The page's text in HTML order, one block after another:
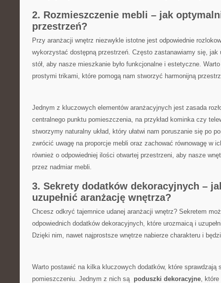
2. Rozmieszczenie mebli – jak
przestrzeń?
Przy​ aranżacji wnętrz niezwykle‌ istotne jest odpowiednie
wykorzystać dostępną przestrzeń.​ Często zastanawiamy‍ się, jak
stół, aby nasze ⁤mieszkanie było funkcjonalne ⁢i estetyczne.
⁣prostymi⁣ trikami, ​które pomogą nam stworzyć harmonijną
Jednym z kluczowych elementów ⁤aranżacyjnych jest zasada
centralnego​ punktu pomieszczenia, na przykład kominka czy
stworzymy ​naturalny układ, który ułatwi nam poruszanie się⁤ po
zwrócić uwagę⁣ na ⁤proporcje mebli oraz zachować ‍równowagę w
również ‍o odpowiedniej​ ilości otwartej przestrzeni,‌ aby nasze
przez nadmiar mebli.
3. ⁤Sekrety⁣ dodatków dekoracyjnych​ –
uzupełnić aranżację⁢ wnętrza?
Chcesz odkryć tajemnice udanej aranżacji wnętrz? Sekretem
odpowiednich dodatków dekoracyjnych, które urozmaicą ‍i
Dzięki⁢ nim, nawet najprostsze wnętrze nabierze ⁣charakteru i⁢
Warto postawić ​na⁢ kilka kluczowych ⁢dodatków, które sprawdzają
pomieszczeniu. Jednym z nich są ⁢ poduszki dekoracyjne, które